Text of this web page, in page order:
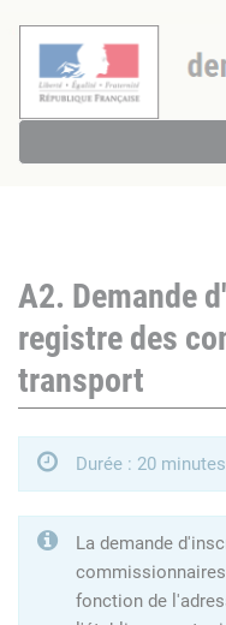
A2. Demande
registre des
transport
Durée : 20 minutes
La demande
fonction de